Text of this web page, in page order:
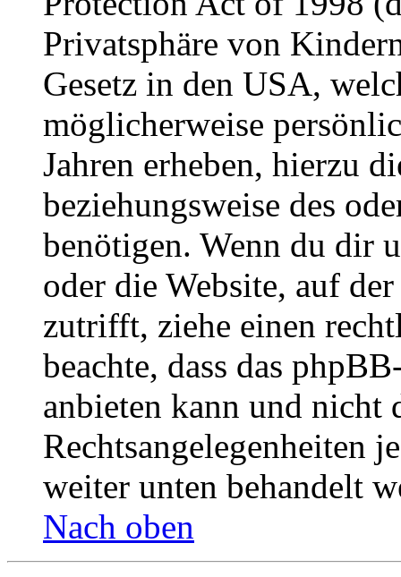
Privatsphäre von
Gesetz in den USA,
möglicherweise
Jahren erheben, hierzu
beziehungsweise des
benötigen. Wenn du dir
oder die Website, auf
zutrifft, ziehe einen
beachte, dass das
anbieten kann und nicht
Rechtsangelegenheiten
weiter unten behandelt
Nach oben